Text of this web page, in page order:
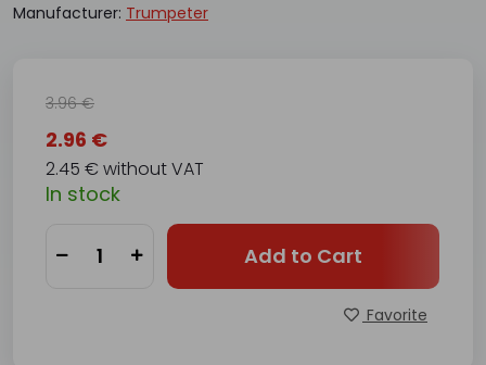
Manufacturer: Trumpeter
3.96 €
2.96 €
2.45 € without VAT
In stock
Add to Cart
Favorite